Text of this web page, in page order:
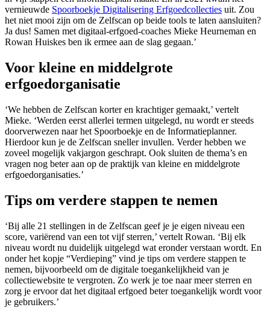
vernieuwde Spoorboekje Digitalisering Erfgoedcollecties uit. Zou
het niet mooi zijn om de Zelfscan op beide tools te laten aansluiten?
Ja dus! Samen met digitaal-erfgoed-coaches Mieke Heurneman en
Rowan Huiskes ben ik ermee aan de slag gegaan.’
Voor kleine en middelgrote
erfgoedorganisatie
‘We hebben de Zelfscan korter en krachtiger gemaakt,’ vertelt
Mieke. ‘Werden eerst allerlei termen uitgelegd, nu wordt er steeds
doorverwezen naar het Spoorboekje en de Informatieplanner.
Hierdoor kun je de Zelfscan sneller invullen. Verder hebben we
zoveel mogelijk vakjargon geschrapt. Ook sluiten de thema’s en
vragen nog beter aan op de praktijk van kleine en middelgrote
erfgoedorganisaties.’
Tips om verdere stappen te nemen
‘Bij alle 21 stellingen in de Zelfscan geef je je eigen niveau een
score, variërend van een tot vijf sterren,’ vertelt Rowan. ‘Bij elk
niveau wordt nu duidelijk uitgelegd wat eronder verstaan wordt. En
onder het kopje “Verdieping” vind je tips om verdere stappen te
nemen, bijvoorbeeld om de digitale toegankelijkheid van je
collectiewebsite te vergroten. Zo werk je toe naar meer sterren en
zorg je ervoor dat het digitaal erfgoed beter toegankelijk wordt voor
je gebruikers.’